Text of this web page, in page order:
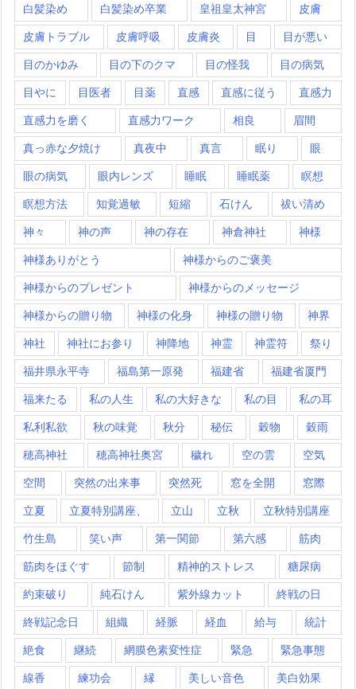
白髪染め 白髪染め卒業 皇祖皇太神宮 皮膚
皮膚トラブル 皮膚呼吸 皮膚炎 目 目が悪い
目のかゆみ 目の下のクマ 目の怪我 目の病気
目やに 目医者 目薬 直感 直感に従う 直感力
直感力を磨く 直感力ワーク 相良 眉間
真っ赤な夕焼け 真夜中 真言 眠り 眼
眼の病気 眼内レンズ 睡眠 睡眠薬 瞑想
瞑想方法 知覚過敏 短縮 石けん 祓い清め
神々 神の声 神の存在 神倉神社 神様
神様ありがとう 神様からのご褒美
神様からのプレゼント 神様からのメッセージ
神様からの贈り物 神様の化身 神様の贈り物 神界
神社 神社にお参り 神降地 神霊 神霊符 祭り
福井県永平寺 福島第一原発 福建省 福建省厦門
福来たる 私の人生 私の大好きな 私の目 私の耳
私利私欲 秋の味覚 秋分 秘伝 穀物 穀雨
穂高神社 穂高神社奥宮 穢れ 空の雲 空気
空間 突然の出来事 突然死 窓を全開 窓際
立夏 立夏特別講座、 立山 立秋 立秋特別講座
竹生島 笑い声 第一関節 第六感 筋肉
筋肉をほぐす 節制 精神的ストレス 糖尿病
約束破り 純石けん 紫外線カット 終戦の日
終戦記念日 組織 経脈 経血 給与 統計
絶食 継続 網膜色素変性症 緊急 緊急事態
線香 練功会 縁 美しい音色 美白効果